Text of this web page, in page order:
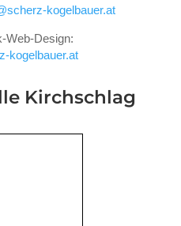
kogelbauer.at
Web-Design:
kogelbauer.at
Kirchschlag